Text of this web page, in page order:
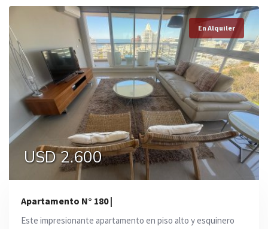
En Alquiler
USD 2.600
Apartamento N° 180 |
Este impresionante apartamento en piso alto y esquinero